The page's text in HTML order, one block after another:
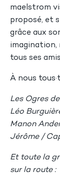
maelstrom
proposé, et
grâce aux
imagination,
tous ses
À nous
Les Ogres
Léo
Manon
Jérôme /
Et toute la
sur la route :